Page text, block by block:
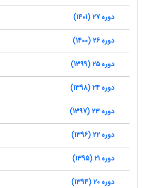
دوره 27 (1401)
دوره 26 (1400)
دوره 25 (1399)
دوره 24 (1398)
دوره 23 (1397)
دوره 22 (1396)
دوره 21 (1395)
دوره 20 (1394)